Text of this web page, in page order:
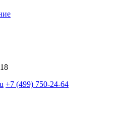
+7 (499) 750-24-64